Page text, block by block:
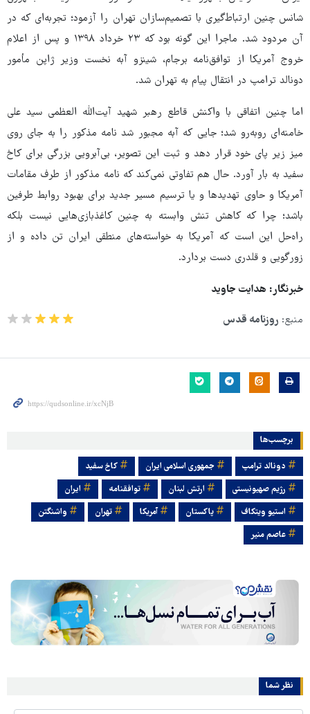
شانس چنین ارتباط‌گیری با تصمیم‌سازان تهران را آزمود؛ تجربه‌ای که در
آن مردود شد. ماجرا این گونه بود که ۲۳ خرداد ۱۳۹۸ و پس از اعلام
خروج آمریکا از توافق‌نامه برجام، شینزو آبه نخست وزیر ژاپن مأمور
دونالد ترامپ در انتقال پیام به تهران شد.
اما چنین اتفاقی با واکنش قاطع رهبر شهید آیت‌الله العظمی سید علی
خامنه‌ای روبه‌رو شد؛ جایی که آبه مجبور شد نامه مذکور را به جای روی
میز زیر پای خود قرار دهد و ثبت این تصویر، بی‌آبرویی بزرگی برای کاخ
سفید به بار آورد. حال هم تفاوتی نمی‌کند که نامه مذکور از طرف مقامات
آمریکا و حاوی تهدیدها و یا ترسیم مسیر جدید برای بهبود روابط طرفین
باشد؛ چرا که کاهش تنش وابسته به چنین کاغذبازی‌هایی نیست بلکه
راه‌حل این است که آمریکا به خواسته‌های منطقی ایران تن داده و از
زورگویی و قلدری دست بردارد.
خبرنگار: هدایت جاوید
منبع: روزنامه قدس
برچسب‌ها
دونالد ترامپ جمهوری اسلامی ایران
کاخ سفید
رژیم صهیونیستی
ارتش لبنان توافقنامه
ایران
استیو ویتکاف
پاکستان آمریکا تهران
واشنگتن
عاصم منیر
نظر شما